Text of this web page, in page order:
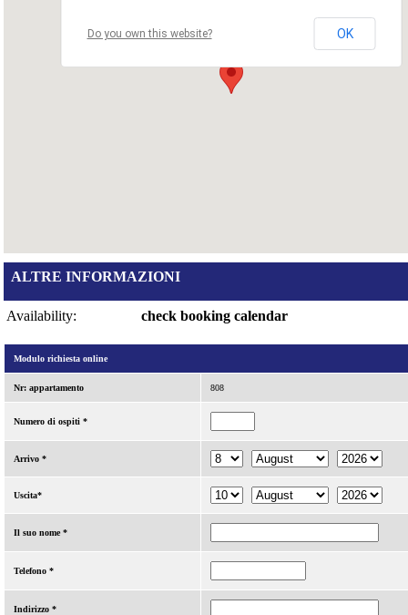
Do you own this website? OK
ALTRE INFORMAZIONI
Availability: check booking calendar
Modulo richiesta online
Nr: appartamento 808
Numero di ospiti *
Arrivo *
Uscita*
Il suo nome *
Telefono *
Indirizzo *